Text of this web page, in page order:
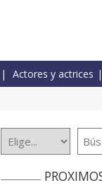
Actores y actrices